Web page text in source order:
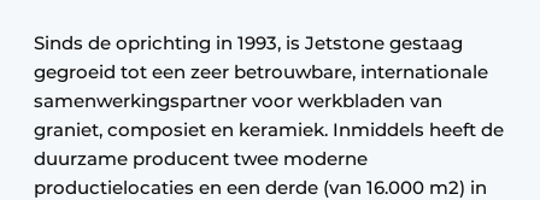
Sinds de oprichting in 1993, is Jetstone gestaag
gegroeid tot een zeer betrouwbare, internationale
samenwerkingspartner voor werkbladen van
graniet, composiet en keramiek. Inmiddels heeft de
duurzame producent twee moderne
productielocaties en een derde (van 16.000 m2) in